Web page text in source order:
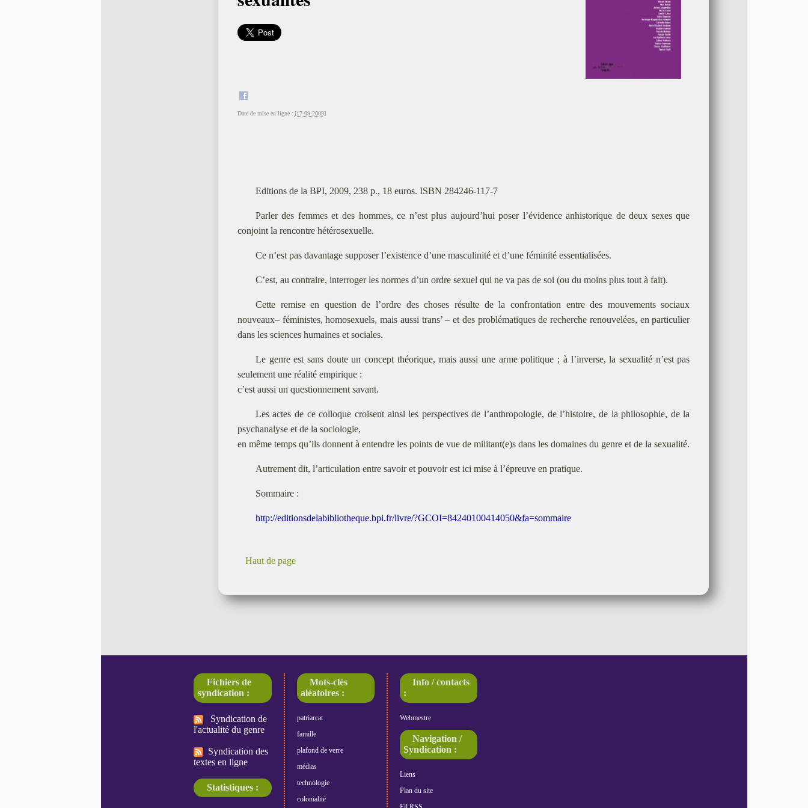
Date de mise en ligne : [17-09-2009]
Editions de la BPI, 2009, 238 p., 18 euros. ISBN 284246-117-7
Parler des femmes et des hommes, ce n’est plus aujourd’hui poser l’évidence anhistorique de deux sexes que
conjoint la rencontre hétérosexuelle.
Ce n’est pas davantage supposer l’existence d’une masculinité et d’une féminité essentialisées.
C’est, au contraire, interroger les normes d’un ordre sexuel qui ne va pas de soi (ou du moins plus tout à fait).
Cette remise en question de l’ordre des choses résulte de la confrontation entre des mouvements sociaux
nouveaux– féministes, homosexuels, mais aussi trans’ – et des problématiques de recherche renouvelées, en particulier
dans les sciences humaines et sociales.
Le genre est sans doute un concept théorique, mais aussi une arme politique ; à l’inverse, la sexualité n’est pas
seulement une réalité empirique :
c’est aussi un questionnement savant.
Les actes de ce colloque croisent ainsi les perspectives de l’anthropologie, de l’histoire, de la philosophie, de la
psychanalyse et de la sociologie,
en même temps qu’ils donnent à entendre les points de vue de militant(e)s dans les domaines du genre et de la sexualité.
Autrement dit, l’articulation entre savoir et pouvoir est ici mise à l’épreuve en pratique.
Sommaire :
http://editionsdelabibliotheque.bpi.fr/livre/?GCOI=84240100414050&fa=sommaire
Haut de page
Fichiers de
syndication :
Syndication de
l'actualité du genre
Syndication des
textes en ligne
Statistiques :
Mots-clés
aléatoires :
patriarcat
famille
plafond de verre
médias
technologie
colonialité
Info / contacts
:
Webmestre
Navigation /
Syndication :
Liens
Plan du site